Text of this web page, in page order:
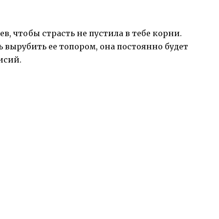
чтобы страсть не пустила в тебе корни.
ее топором, она постоянно будет